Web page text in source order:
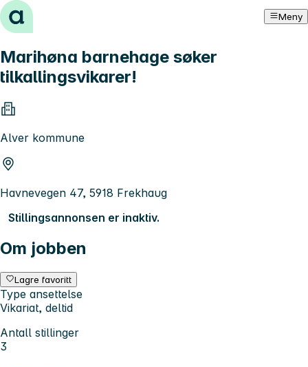
Hopp til innhold Meny
Marihøna barnehage søker
tilkallingsvikarer!
Alver kommune
Havnevegen 47, 5918 Frekhaug
Stillingsannonsen er inaktiv.
Om jobben
Lagre favoritt
Type ansettelse
Vikariat, deltid
Antall stillinger
3